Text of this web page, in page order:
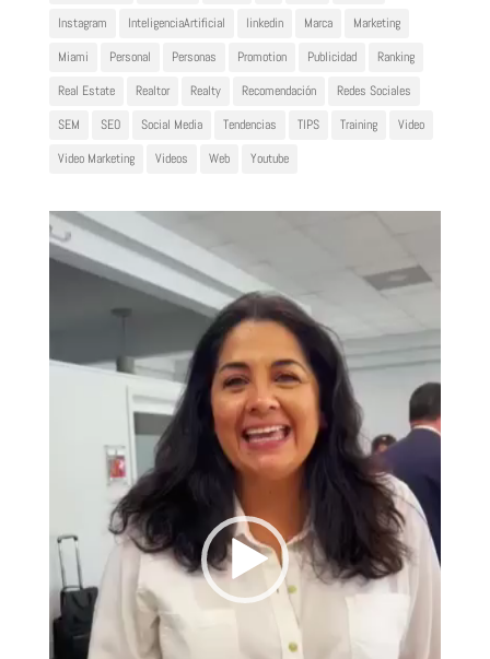
Instagram
InteligenciaArtificial linkedin Marca
Marketing
Miami
Personal Personas Promotion Publicidad
Ranking
Real Estate
Realtor Realty Recomendación
Redes Sociales
SEM
SEO Social Media Tendencias TIPS Training
Video
Video Marketing
Videos Web Youtube
Reproductor
de
vídeo